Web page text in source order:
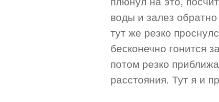
воды и залез
тут же резко
бесконечно гонится
потом резко
расстояния. Тут я и